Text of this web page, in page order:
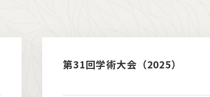
第31回学術大会（2025）